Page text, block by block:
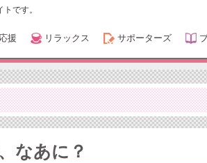
です。
援 リラックス サポーターズ
なあに？